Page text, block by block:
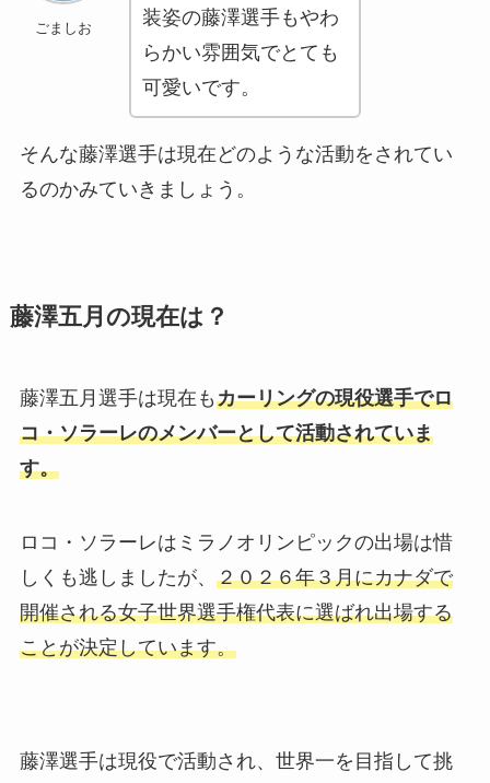
ごましお
装姿の藤澤選手もやわ
らかい雰囲気でとても
可愛いです。
そんな藤澤選手は現在どのような活動をされてい
るのかみていきましょう。
藤澤五月の現在は？
藤澤五月選手は現在もカーリングの現役選手でロ
コ・ソラーレのメンバーとして活動されていま
す。
ロコ・ソラーレはミラノオリンピックの出場は惜
しくも逃しましたが、 ２０２６年３月にカナダで
開催される女子世界選手権代表に選ばれ出場する
ことが決定しています。
藤澤選手は現役で活動され、世界一を目指して挑